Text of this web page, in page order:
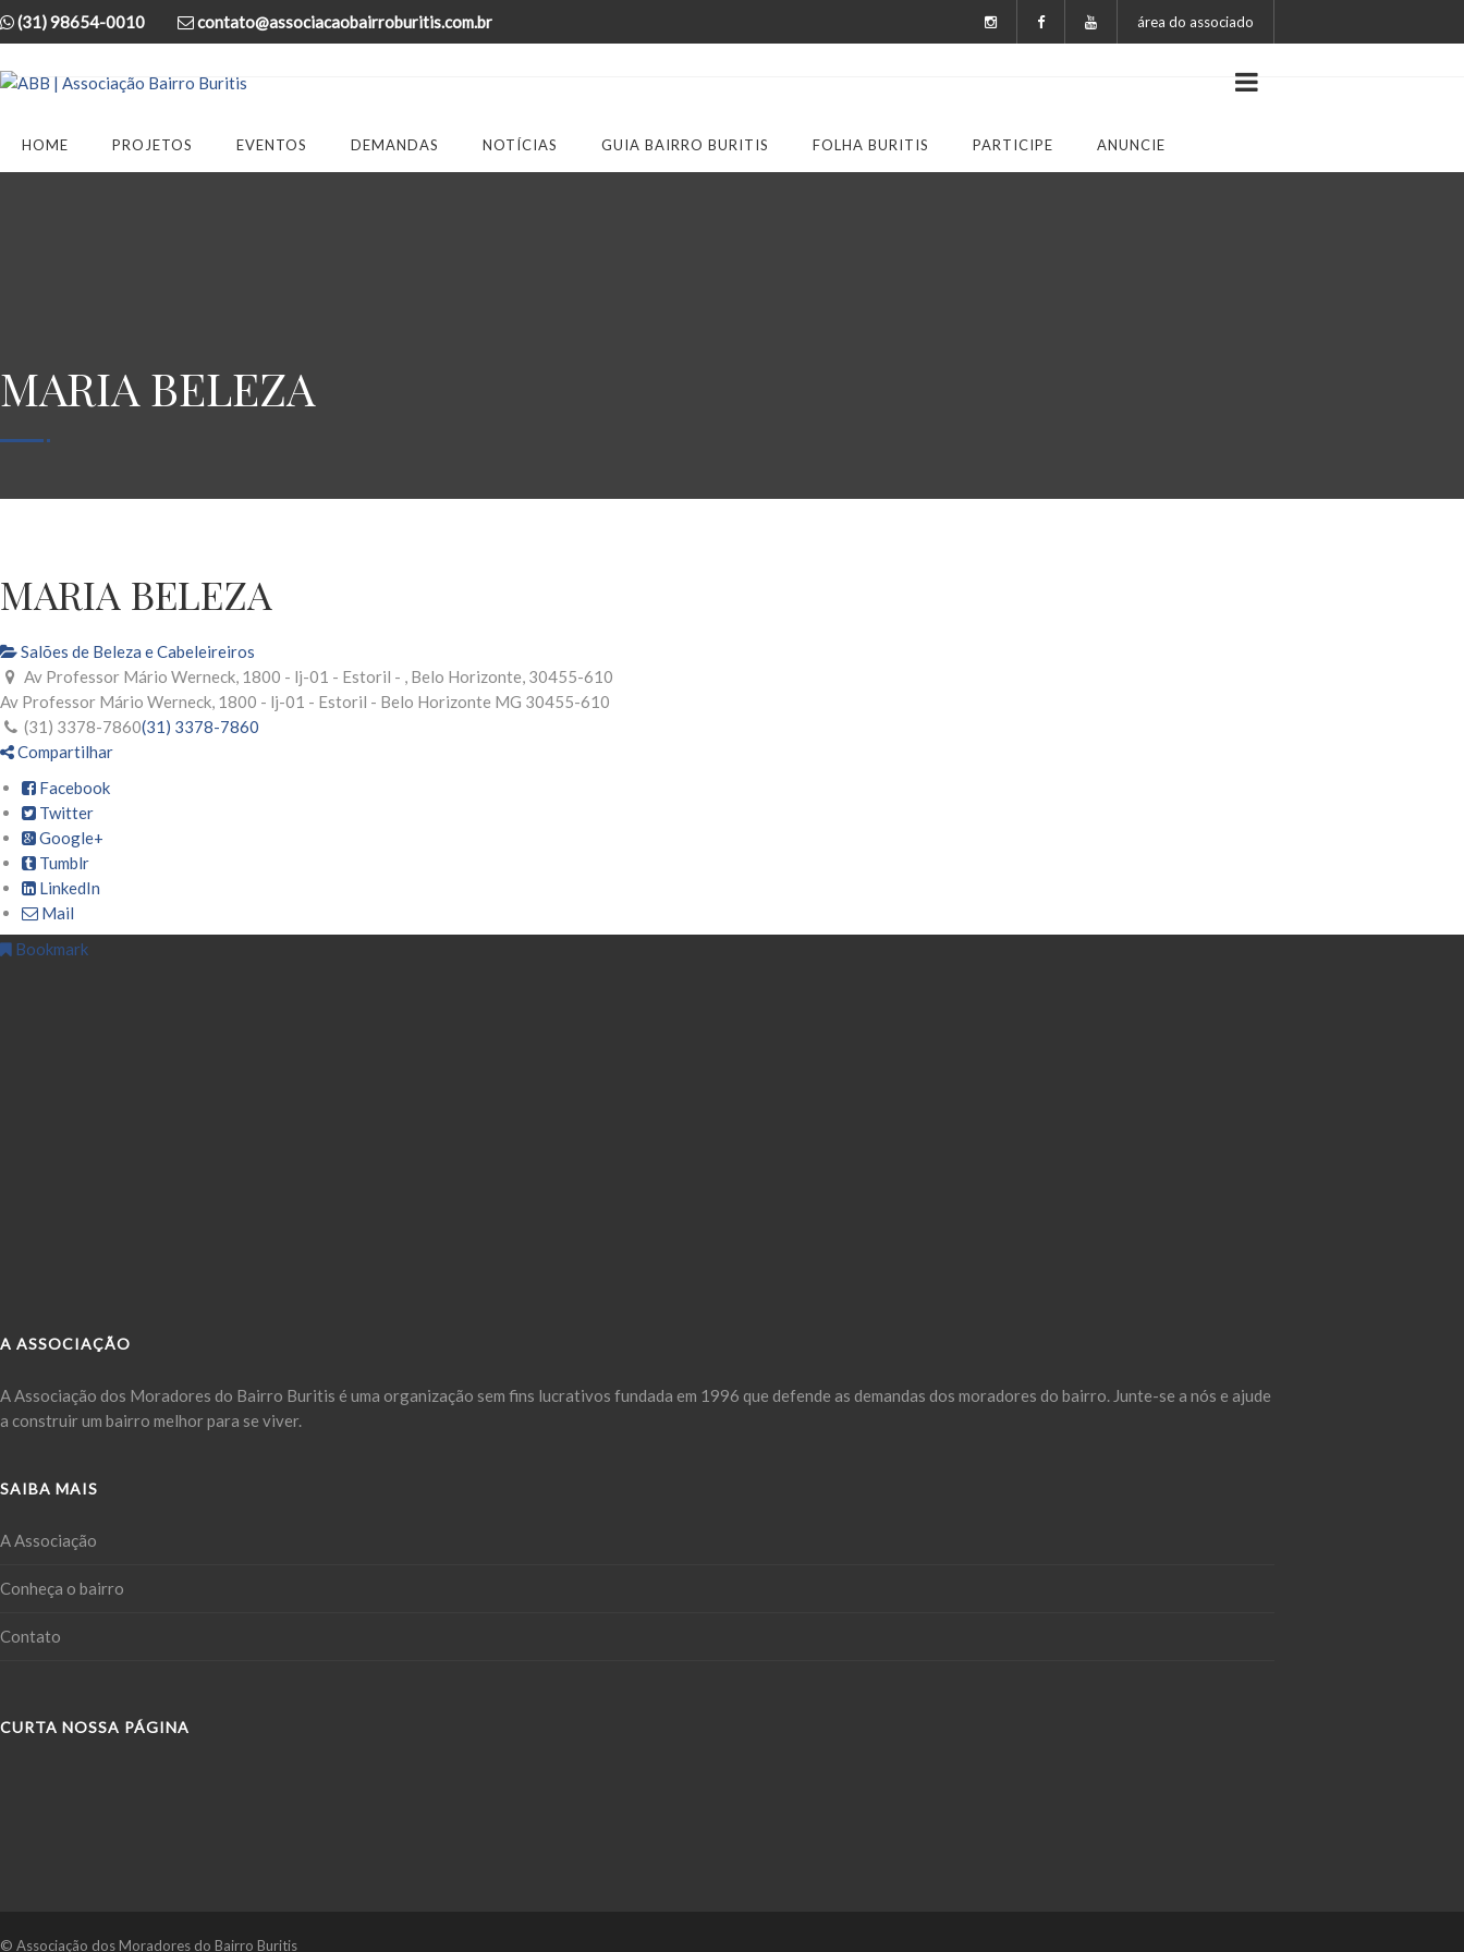
área do associado
(31) 98654-0010 contato@associacaobairroburitis.com.br
HOME PROJETOS EVENTOS DEMANDAS NOTÍCIAS GUIA BAIRRO BURITIS FOLHA BURITIS PARTICIPE ANUNCIE
MARIA BELEZA
MARIA BELEZA
Salões de Beleza e Cabeleireiros
Av Professor Mário Werneck, 1800 - lj-01 - Estoril - , Belo Horizonte, 30455-610
Av Professor Mário Werneck, 1800 - lj-01 - Estoril - Belo Horizonte MG 30455-610
(31) 3378-7860(31) 3378-7860
Compartilhar
Facebook
Twitter
Google+
Tumblr
LinkedIn
Mail
Bookmark
A ASSOCIAÇÃO
A Associação dos Moradores do Bairro Buritis é uma organização sem fins lucrativos fundada em 1996 que defende as demandas dos moradores do bairro. Junte-se a nós e ajude
a construir um bairro melhor para se viver.
SAIBA MAIS
A Associação
Conheça o bairro
Contato
CURTA NOSSA PÁGINA
© Associação dos Moradores do Bairro Buritis